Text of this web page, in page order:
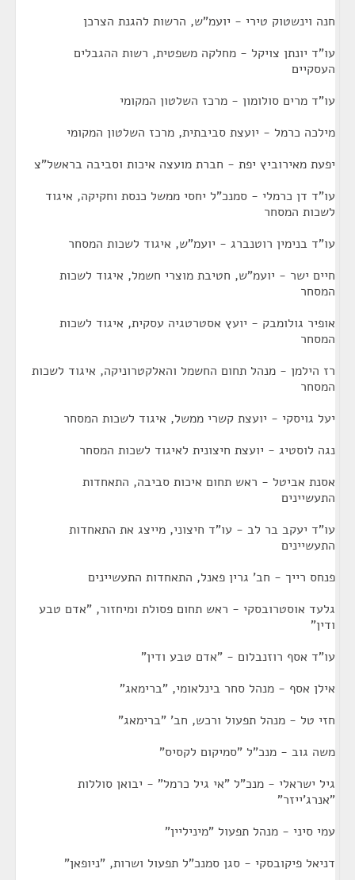
חנה וינשטוק טירי - יועמ"ש, הרשות להגנת הצרכן
עו"ד יונתן צויקל - מחלקה משפטית, רשות ההגבלים
העסקיים
עו"ד מרים סולומון - מרכז השלטון המקומי
מילכה כרמל - יועצת סביבתית, מרכז השלטון המקומי
יפעת מאירוביץ יפת - חברת מועצה איכות וסביבה בראשל"צ
עו"ד דן כרמלי - סמנכ"ל יחסי ממשל כנסת וחקיקה, איגוד
לשכות המסחר
עו"ד בנימין רוטנברג - יועמ"ש, איגוד לשכות המסחר
חיים ישר - יועמ"ש, חטיבת מוצרי חשמל, איגוד לשכות
המסחר
אופיר גולומבק - יועץ אסטרטגיה עסקית, איגוד לשכות
המסחר
רז הילמן - מנהל תחום החשמל והאלקטרוניקה, איגוד לשכות
המסחר
יעל גויסקי - יועצת קשרי ממשל, איגוד לשכות המסחר
נגה לוסטיג - יועצת חיצונית לאיגוד לשכות המסחר
אסנת אביטל - ראש תחום איכות סביבה, התאחדות
התעשיינים
עו"ד יעקב בר לב - עו"ד חיצוני, מייצג את התאחדות
התעשיינים
פנחס רייך - חב' גרין פאנל, התאחדות התעשיינים
גלעד אוסטרובסקי - ראש תחום פסולת ומיחזור, "אדם טבע
ודין"
עו"ד אסף רוזנבלום - "אדם טבע ודין"
אילן אסף - מנהל סחר בינלאומי, "ברימאג"
חזי טל - מנהל תפעול ורכש, חב' "ברימאג"
משה גוב - מנכ"ל "סמיקום לקסיס"
גיל ישראלי - מנכ"ל "אי גיל כרמל" - יבואן סוללות
"אנרג'ייזר"
עמי סיני - מנהל תפעול "מיניליין"
דניאל פיקובסקי - סגן סמנכ"ל תפעול ושרות, "ניופאן"